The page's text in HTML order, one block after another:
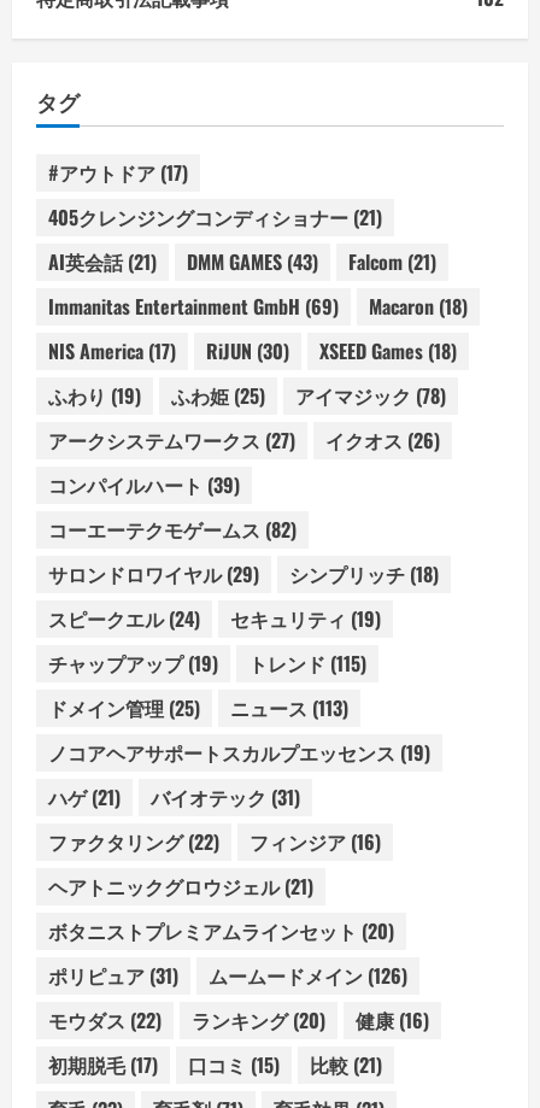
タグ
#アウトドア (17)
405クレンジングコンディショナー (21)
AI英会話(21) DMM GAMES (43) Falcom (21)
Immanitas Entertainment GmbH (69) Macaron (18)
NIS America (17) RiJUN (30) XSEED Games (18)
ふわり (19) ふわ姫 (25) アイマジック (78)
アークシステムワークス (27) イクオス (26)
コンパイルハート (39)
コーエーテクモゲームス (82)
サロンドロワイヤル(29) シンプリッチ (18)
スピークエル(24) セキュリティ (19)
チャップアップ(19) トレンド (115)
ドメイン管理 (25) ニュース (113)
ノコアヘアサポートスカルプエッセンス (19)
ハゲ(21) バイオテック (31)
ファクタリング(22) フィンジア (16)
ヘアトニックグロウジェル(21)
ボタニストプレミアムラインセット (20)
ポリピュア (31) ムームードメイン (126)
モウダス (22) ランキング(20) 健康 (16)
初期脱毛(17) 口コミ (15) 比較 (21)